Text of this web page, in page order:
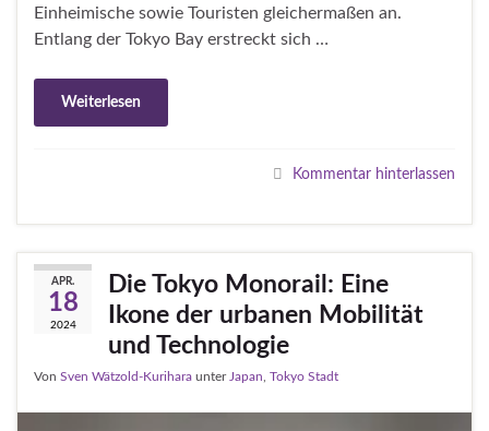
Einheimische sowie Touristen gleichermaßen an.
Entlang der Tokyo Bay erstreckt sich …
Weiterlesen
Kommentar hinterlassen
APR.
18
2024
Die Tokyo Monorail: Eine
Ikone der urbanen Mobilität
und Technologie
Von Sven Wätzold-Kurihara unter Japan Tokyo Stadt